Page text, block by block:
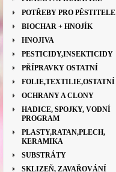
POTŘEBY PRO PĚSTITELE
BIOCHAR + HNOJÍK
HNOJIVA
PESTICIDY,INSEKTICIDY
PŘÍPRAVKY OSTATNÍ
FOLIE,TEXTILIE,OSTATNÍ
OCHRANY A CLONY
HADICE, SPOJKY, VODNÍ
PROGRAM
PLASTY,RATAN,PLECH,
KERAMIKA
SUBSTRÁTY
SKLIZEŇ, ZAVAŘOVÁNÍ